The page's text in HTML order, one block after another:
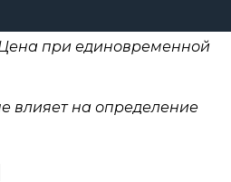
при единовременной
влияет на определение